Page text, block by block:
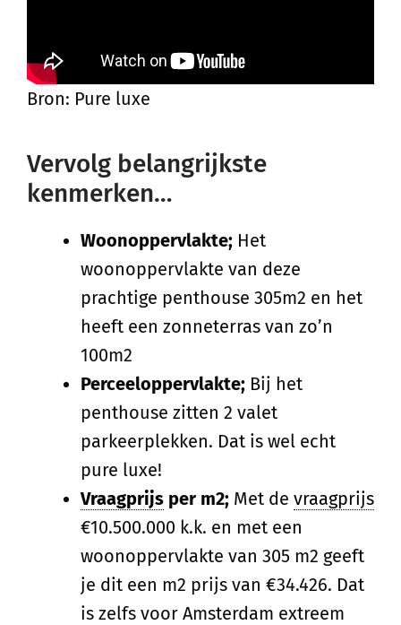
Bron: Pure luxe
Vervolg belangrijkste
kenmerken…
Woonoppervlakte; Het
woonoppervlakte van deze
prachtige penthouse 305m2 en het
heeft een zonneterras van zo’n
100m2
Perceeloppervlakte; Bij het
penthouse zitten 2 valet
parkeerplekken. Dat is wel echt
pure luxe!
Vraagprijs per m2; Met de vraagprijs
€10.500.000 k.k. en met een
woonoppervlakte van 305 m2 geeft
je dit een m2 prijs van €34.426. Dat
is zelfs voor Amsterdam extreem